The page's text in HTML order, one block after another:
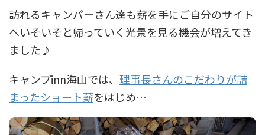
訪れるキャンパーさん達も薪を手にご自分のサイト
へいそいそと帰っていく光景を見る機会が増えてき
ました♪
キャンプinn海山では、 理事長さんのこだわりが詰
まったショート薪をはじめ…